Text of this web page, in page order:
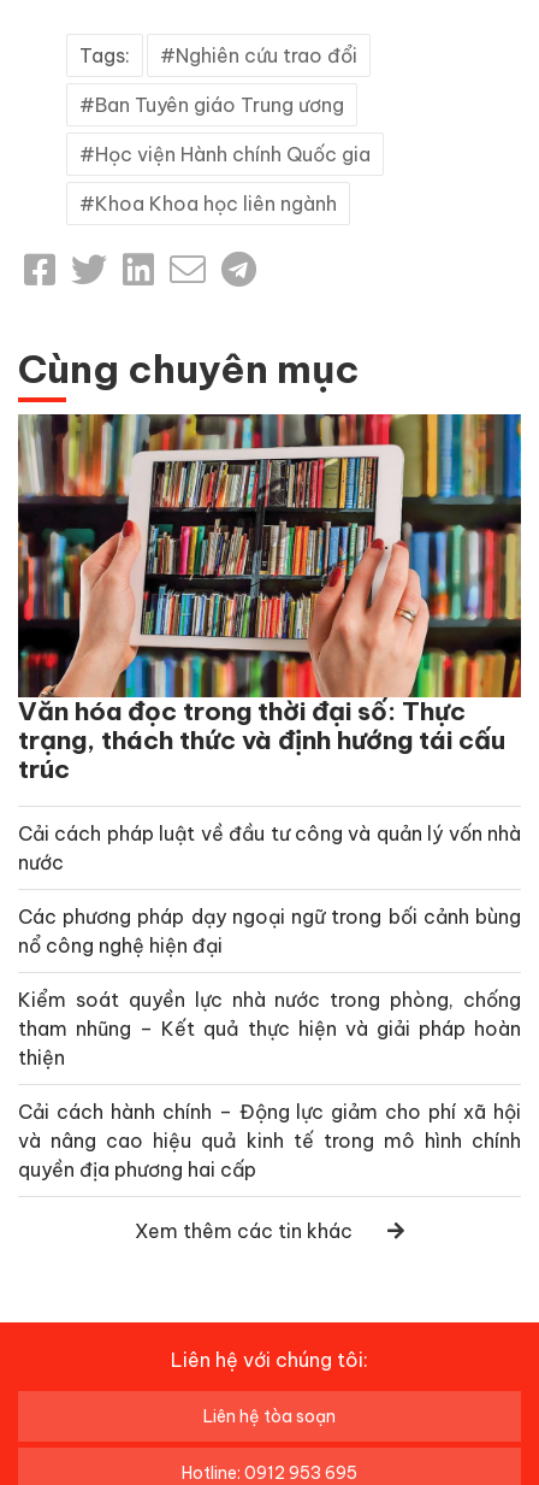
Tags: Nghiên cứu trao đổi
Ban Tuyên giáo Trung ương
Học viện Hành chính Quốc gia
Khoa Khoa học liên ngành
Cùng chuyên mục
Văn hóa đọc trong thời đại số: Thực
trạng, thách thức và định hướng tái cấu
trúc
Cải cách pháp luật về đầu tư công và quản lý vốn nhà
nước
Các phương pháp dạy ngoại ngữ trong bối cảnh bùng
nổ công nghệ hiện đại
Kiểm soát quyền lực nhà nước trong phòng, chống
tham nhũng – Kết quả thực hiện và giải pháp hoàn
thiện
Cải cách hành chính – Động lực giảm cho phí xã hội
và nâng cao hiệu quả kinh tế trong mô hình chính
quyền địa phương hai cấp
Xem thêm các tin khác
Liên hệ với chúng tôi:
Liên hệ tòa soạn
Hotline: 0912 953 695